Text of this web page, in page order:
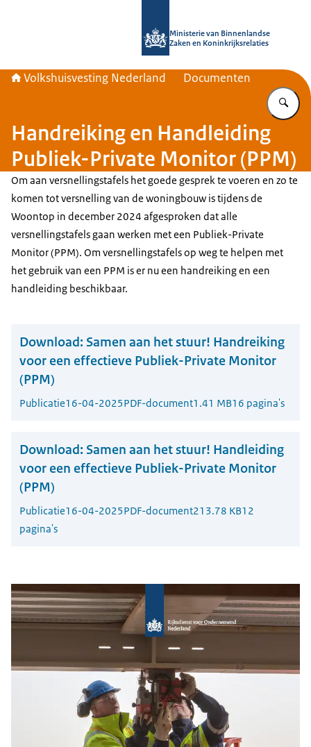
Ministerie van Binnenlandse
Zaken en Koninkrijksrelaties
Volkshuisvesting Nederland Documenten
Handreiking en Handleiding
Publiek-Private Monitor (PPM)
Om aan versnellingstafels het goede gesprek te voeren en zo te
komen tot versnelling van de woningbouw is tijdens de
Woontop in december 2024 afgesproken dat alle
versnellingstafels gaan werken met een Publiek-Private
Monitor (PPM). Om versnellingstafels op weg te helpen met
het gebruik van een PPM is er nu een handreiking en een
handleiding beschikbaar.
Download: Samen aan het stuur! Handreiking
voor een effectieve Publiek-Private Monitor
(PPM)
Publicatie16-04-2025PDF-document1.41 MB16 pagina's
Download: Samen aan het stuur! Handleiding
voor een effectieve Publiek-Private Monitor
(PPM)
Publicatie16-04-2025PDF-document213.78 KB12
pagina's